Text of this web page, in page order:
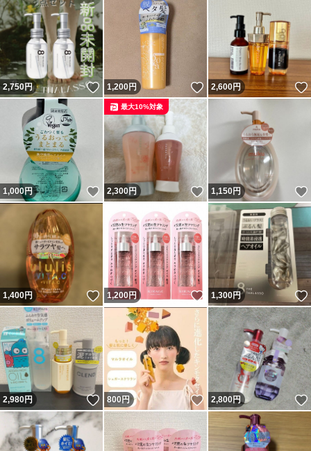
2,750円 いいね！
1,200円 いいね！
2,600円
1,000円 いいね！
2,300円 いいね！
最大10%対象
1,150円
1,400円 いいね！
1,200円 いいね！
1,300円
2,980円 いいね！
800円 いいね！
2,800円